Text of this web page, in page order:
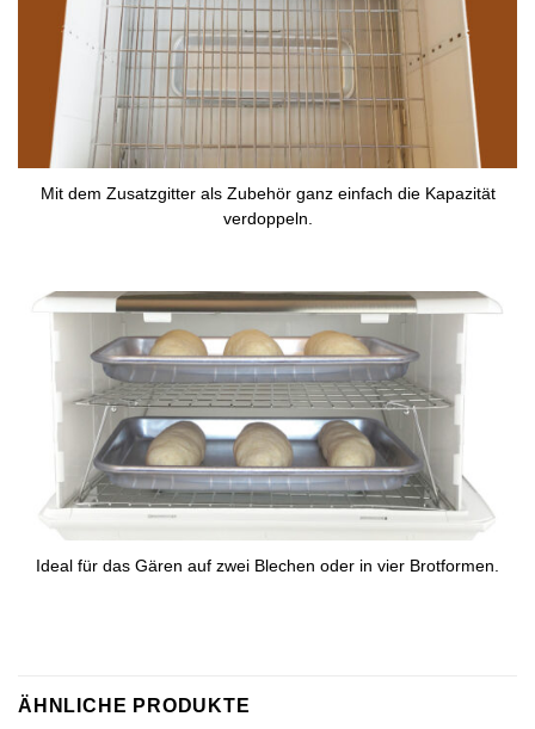
Mit dem Zusatzgitter als Zubehör ganz einfach die Kapazität
verdoppeln.
Ideal für das Gären auf zwei Blechen oder in vier Brotformen.
ÄHNLICHE PRODUKTE